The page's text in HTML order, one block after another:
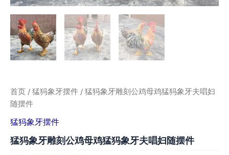
首页 / 猛犸象牙摆件 / 猛犸象牙雕刻公鸡母鸡猛犸象牙夫唱妇
随摆件
猛犸象牙摆件
猛犸象牙雕刻公鸡母鸡猛犸象牙夫唱妇随摆件